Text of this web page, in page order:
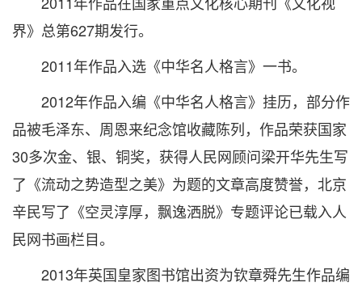
界》总第627期发行。
2011年作品入选《中华名人格言》一书。
2012年作品入编《中华名人格言》挂历，部分作
品被毛泽东、周恩来纪念馆收藏陈列，作品荣获国家
30多次金、银、铜奖，获得人民网顾问梁开华先生写
了《流动之势造型之美》为题的文章高度赞誉，北京
辛民写了《空灵淳厚，飘逸洒脱》专题评论已载入人
民网书画栏目。
2013年英国皇家图书馆出资为钦章舜先生作品编